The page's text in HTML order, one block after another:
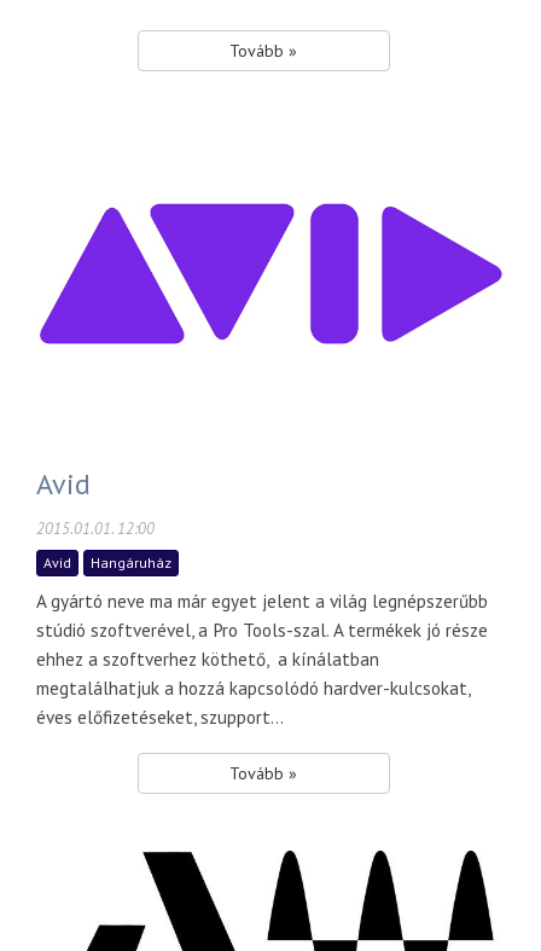
Tovább »
Avid
2015.01.01. 12:00
Avid Hangáruház
A gyártó neve ma már egyet jelent a világ legnépszerűbb
stúdió szoftverével, a Pro Tools-szal. A termékek jó része
ehhez a szoftverhez köthető, a kínálatban
megtalálhatjuk a hozzá kapcsolódó hardver-kulcsokat,
éves előfizetéseket, szupport...
Tovább »